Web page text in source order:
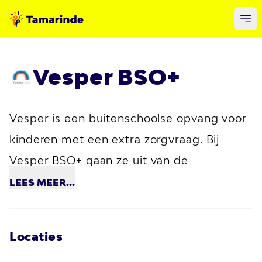
Vesper BSO+
Vesper is een buitenschoolse opvang voor
kinderen met een extra zorgvraag. Bij
Vesper BSO+ gaan ze uit van de
mogelijkheden van kinderen. De
staat worden gesteld succeservaringen op
LEES MEER...
Locaties